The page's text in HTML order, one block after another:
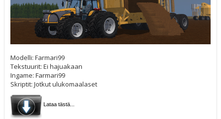
Modelli: Farmari99
Tekstuurit: Ei hajuakaan
Ingame: Farmari99
Skriptit: Jotkut ulukomaalaset
Lataa tästä...